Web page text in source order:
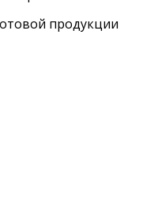
продукции